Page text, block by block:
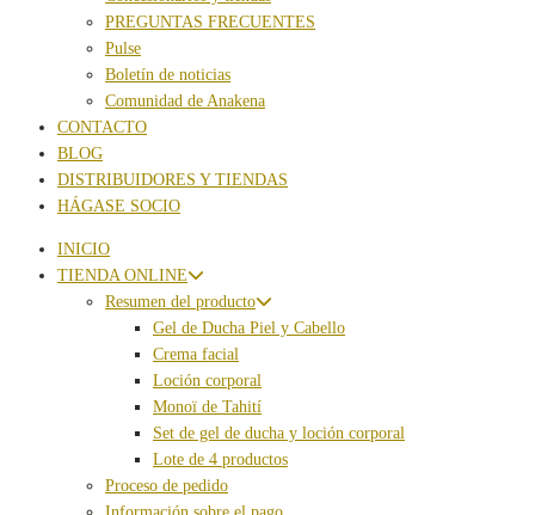
PREGUNTAS FRECUENTES
Pulse
Boletín de noticias
Comunidad de Anakena
CONTACTO
BLOG
DISTRIBUIDORES Y TIENDAS
HÁGASE SOCIO
INICIO
TIENDA ONLINE
Resumen del producto
Gel de Ducha Piel y Cabello
Crema facial
Loción corporal
Monoï de Tahití
Set de gel de ducha y loción corporal
Lote de 4 productos
Proceso de pedido